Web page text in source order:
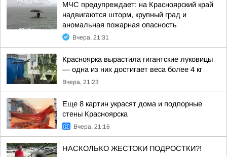
МЧС предупреждает: на Красноярский край
надвигаются шторм, крупный град и
аномальная пожарная опасность
Вчера, 21:31
Красноярка вырастила гигантские луковицы
— одна из них достигает веса более 4 кг
Вчера, 21:23
Еще 8 картин украсят дома и подпорные
стены Красноярска
Вчера, 21:16
НАСКОЛЬКО ЖЕСТОКИ ПОДРОСТКИ?!